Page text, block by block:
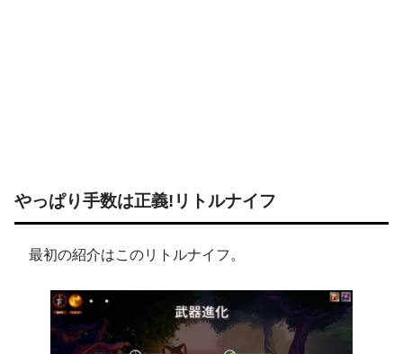
やっぱり手数は正義!リトルナイフ
最初の紹介はこのリトルナイフ。